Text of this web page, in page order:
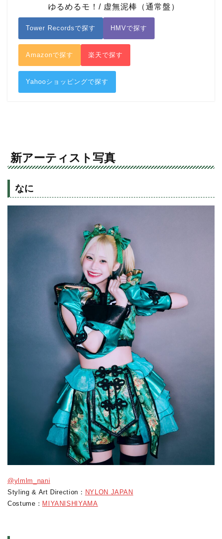
ゆるめるモ！/ 虚無泥棒（通常盤）
Tower Recordsで探す HMVで探す
Amazonで探す 楽天で探す
Yahooショッピングで探す
新アーティスト写真
なに
@ylmlm_nani
Styling & Art Direction： NYLON JAPAN
Costume： MIYANISHIYAMA